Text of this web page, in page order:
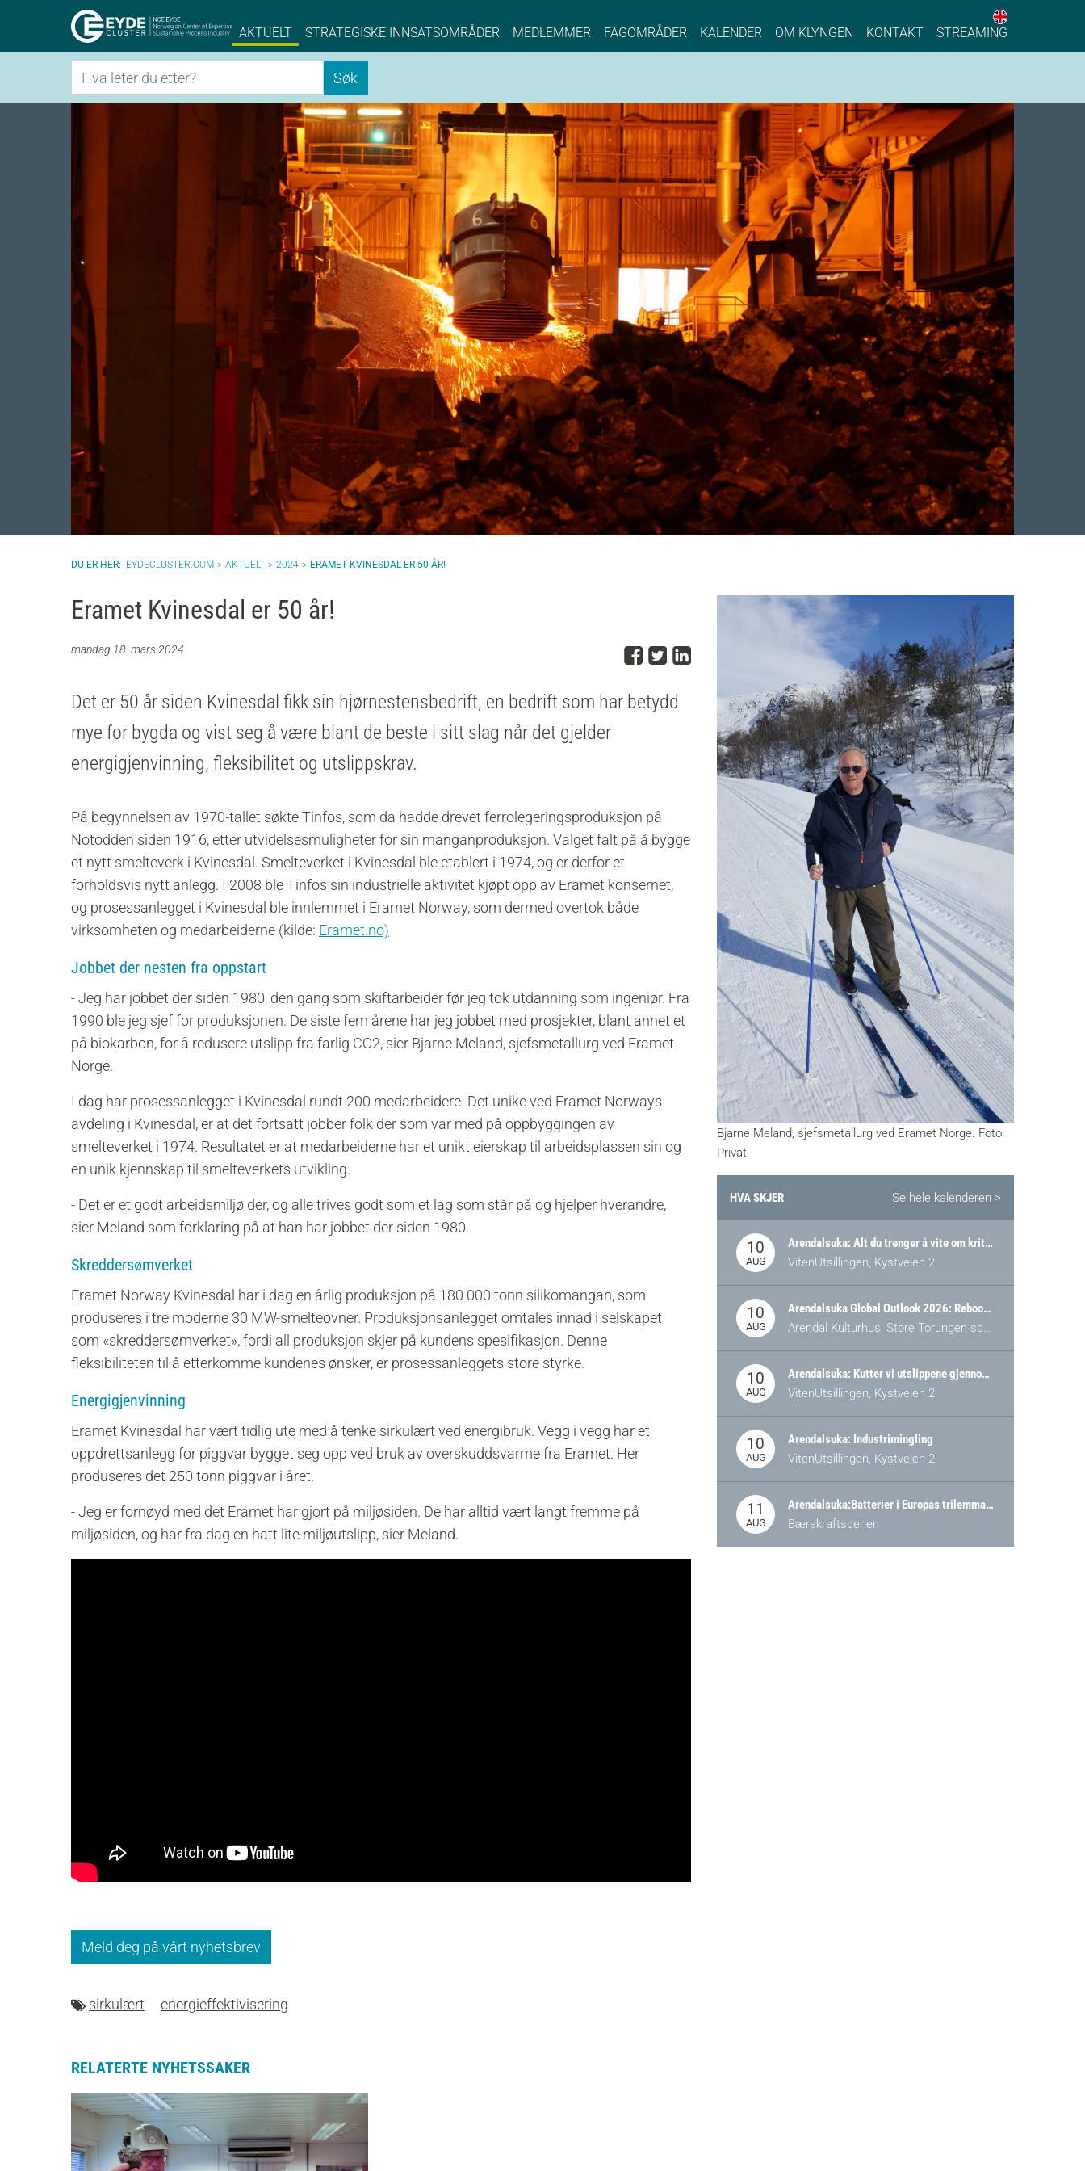
Eyde-Cluster | NCE EYDE, Norwegian Center of Expertise, Sustainable Process Industry
AKTUELT STRATEGISKE INNSATSOMRÅDER MEDLEMMER FAGOMRÅDER KALENDER OM KLYNGEN KONTAKT STREAMING
English
Søk Søk
EYDECLUSTER.COM AKTUELT 2024 ERAMET KVINESDAL ER 50 ÅR!
Eramet Kvinesdal er 50 år!
mandag 18. mars 2024 Del på Facebook
Del på Twitter
Del på LinkedIn
Det er 50 år siden Kvinesdal fikk sin hjørnestensbedrift, en bedrift som har betydd
mye for bygda og vist seg å være blant de beste i sitt slag når det gjelder
energigjenvinning, fleksibilitet og utslippskrav.
På begynnelsen av 1970-tallet søkte Tinfos, som da hadde drevet ferrolegeringsproduksjon på
Notodden siden 1916, etter utvidelsesmuligheter for sin manganproduksjon. Valget falt på å bygge
et nytt smelteverk i Kvinesdal. Smelteverket i Kvinesdal ble etablert i 1974, og er derfor et
forholdsvis nytt anlegg. I 2008 ble Tinfos sin industrielle aktivitet kjøpt opp av Eramet konsernet,
og prosessanlegget i Kvinesdal ble innlemmet i Eramet Norway, som dermed overtok både
virksomheten og medarbeiderne (kilde: Eramet.no)
Jobbet der nesten fra oppstart
- Jeg har jobbet der siden 1980, den gang som skiftarbeider før jeg tok utdanning som ingeniør. Fra
1990 ble jeg sjef for produksjonen. De siste fem årene har jeg jobbet med prosjekter, blant annet et
på biokarbon, for å redusere utslipp fra farlig CO2, sier Bjarne Meland, sjefsmetallurg ved Eramet
Norge.
I dag har prosessanlegget i Kvinesdal rundt 200 medarbeidere. Det unike ved Eramet Norways
avdeling i Kvinesdal, er at det fortsatt jobber folk der som var med på oppbyggingen av
smelteverket i 1974. Resultatet er at medarbeiderne har et unikt eierskap til arbeidsplassen sin og
en unik kjennskap til smelteverkets utvikling.
- Det er et godt arbeidsmiljø der, og alle trives godt som et lag som står på og hjelper hverandre,
sier Meland som forklaring på at han har jobbet der siden 1980.
Skreddersømverket
Eramet Norway Kvinesdal har i dag en årlig produksjon på 180 000 tonn silikomangan, som
produseres i tre moderne 30 MW-smelteovner. Produksjonsanlegget omtales innad i selskapet
som «skreddersømverket», fordi all produksjon skjer på kundens spesifikasjon. Denne
fleksibiliteten til å etterkomme kundenes ønsker, er prosessanleggets store styrke.
Energigjenvinning
Eramet Kvinesdal har vært tidlig ute med å tenke sirkulært ved energibruk. Vegg i vegg har et
oppdrettsanlegg for piggvar bygget seg opp ved bruk av overskuddsvarme fra Eramet. Her
produseres det 250 tonn piggvar i året.
- Jeg er fornøyd med det Eramet har gjort på miljøsiden. De har alltid vært langt fremme på
miljøsiden, og har fra dag en hatt lite miljøutslipp, sier Meland.
Meld deg på vårt nyhetsbrev
sirkulært energieffektivisering
RELATERTE NYHETSSAKER
Bjarne Meland, sjefsmetallurg ved Eramet Norge. Foto:
Privat
HVA SKJER Se hele kalenderen >
10
AUG
Arendalsuka: Alt du trenger å vite om kritiske og strategiske verdikjeder i Norge
VitenUtsillingen, Kystveien 2
10
AUG
Arendalsuka Global Outlook 2026: Rebooting Democracy for a New World Order
Arendal Kulturhus, Store Torungen scene
10
AUG
Arendalsuka: Kutter vi utslippene gjennom omstilling – eller tap av industri?
VitenUtsillingen, Kystveien 2
10
AUG
Arendalsuka: Industrimingling
VitenUtsillingen, Kystveien 2
11
AUG
Arendalsuka:Batterier i Europas trilemma: Energisikkerhet, konkurransekraft og bærekraft (Battery Norway-arrangement)
Bærekraftscenen